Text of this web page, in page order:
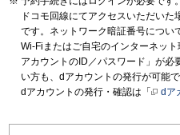
ドコモ回線にてアクセスいただい
です。ネットワーク暗証番号につい
Wi-Fiまたはご自宅のインターネッ
アカウントのID／パスワード」が必
い方も、dアカウントの発行が可能で
dアカウントの発行・確認は「
dア